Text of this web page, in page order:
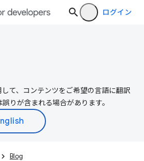
ログイン
て、コンテンツをご希望の言語に翻訳
りが含まれる場合があります。
Blog